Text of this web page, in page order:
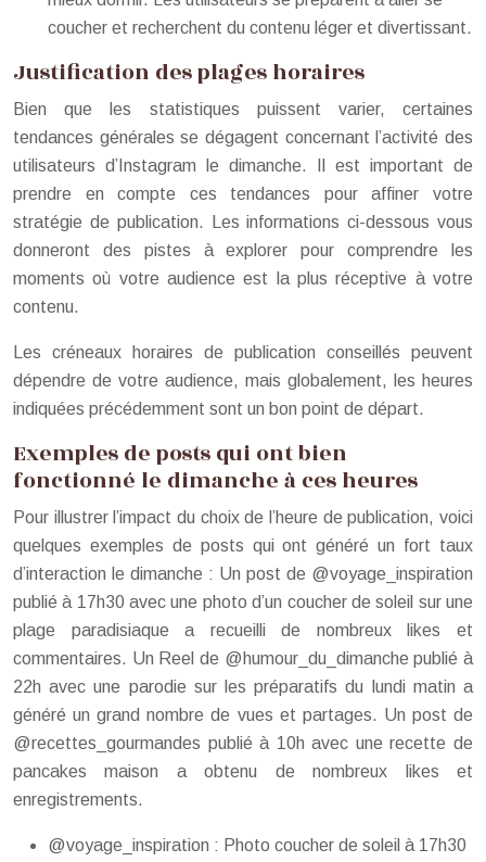
coucher et recherchent du contenu léger et divertissant.
Justification des plages horaires
Bien que les statistiques puissent varier, certaines
tendances générales se dégagent concernant l’activité des
utilisateurs d’Instagram le dimanche. Il est important de
prendre en compte ces tendances pour affiner votre
stratégie de publication. Les informations ci-dessous vous
donneront des pistes à explorer pour comprendre les
moments où votre audience est la plus réceptive à votre
contenu.
Les créneaux horaires de publication conseillés peuvent
dépendre de votre audience, mais globalement, les heures
indiquées précédemment sont un bon point de départ.
Exemples de posts qui ont bien
fonctionné le dimanche à ces heures
Pour illustrer l’impact du choix de l’heure de publication, voici
quelques exemples de posts qui ont généré un fort taux
d’interaction le dimanche : Un post de @voyage_inspiration
publié à 17h30 avec une photo d’un coucher de soleil sur une
plage paradisiaque a recueilli de nombreux likes et
commentaires. Un Reel de @humour_du_dimanche publié à
22h avec une parodie sur les préparatifs du lundi matin a
généré un grand nombre de vues et partages. Un post de
@recettes_gourmandes publié à 10h avec une recette de
pancakes maison a obtenu de nombreux likes et
enregistrements.
@voyage_inspiration : Photo coucher de soleil à 17h30